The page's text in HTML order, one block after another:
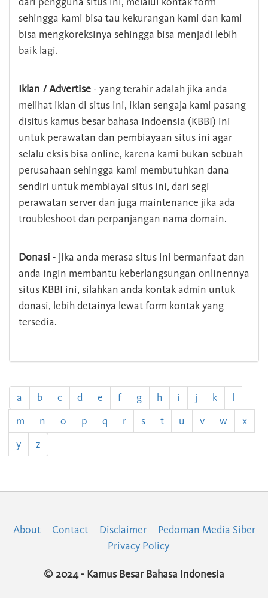
sehingga kami bisa tau kekurangan kami dan kami
bisa mengkoreksinya sehingga bisa menjadi lebih
baik lagi.
Iklan / Advertise - yang terahir adalah jika anda
melihat iklan di situs ini, iklan sengaja kami pasang
disitus kamus besar bahasa Indoensia (KBBI) ini
untuk perawatan dan pembiayaan situs ini agar
selalu eksis bisa online, karena kami bukan sebuah
perusahaan sehingga kami membutuhkan dana
sendiri untuk membiayai situs ini, dari segi
perawatan server dan juga maintenance jika ada
troubleshoot dan perpanjangan nama domain.
Donasi - jika anda merasa situs ini bermanfaat dan
anda ingin membantu keberlangsungan onlinennya
situs KBBI ini, silahkan anda kontak admin untuk
donasi, lebih detainya lewat form kontak yang
tersedia.
a b c d e f g h i j k
l
m
n o p q r s t u v w
x
y
z
About Contact Disclaimer
Pedoman Media Siber
Privacy Policy
© 2024 - Kamus Besar Bahasa Indonesia